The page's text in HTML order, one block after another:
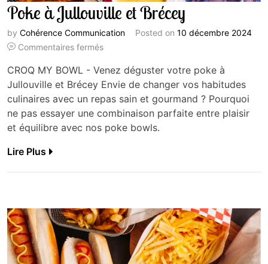
Poke à Jullouville et Brécey
by Cohérence Communication Posted on 10 décembre 2024
Commentaires fermés
CROQ MY BOWL - Venez déguster votre poke à
Jullouville et Brécey Envie de changer vos habitudes
culinaires avec un repas sain et gourmand ? Pourquoi
ne pas essayer une combinaison parfaite entre plaisir
et équilibre avec nos poke bowls.
Lire Plus